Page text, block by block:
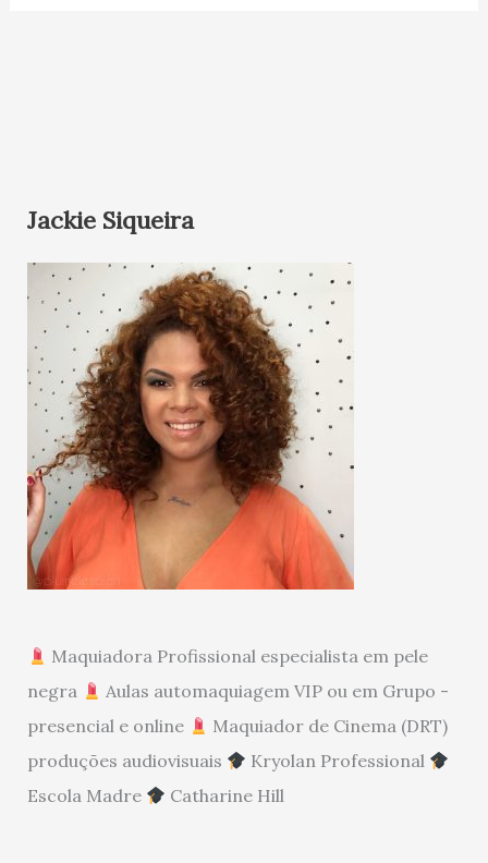
Jackie Siqueira
Maquiadora Profissional especialista em pele
negra
Aulas automaquiagem VIP ou em Grupo -
presencial e online
Maquiador de Cinema (DRT)
produções audiovisuais
Kryolan Professional
Escola Madre
Catharine Hill